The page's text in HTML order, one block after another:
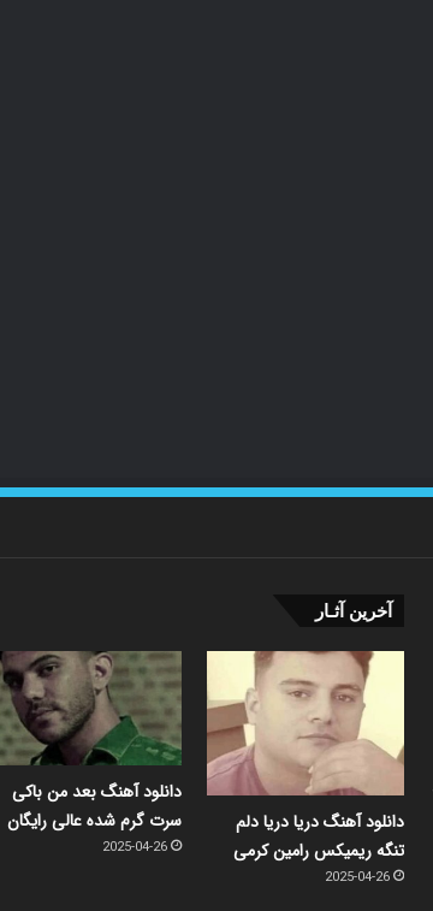
آخرین آثـار
دانلود آهنگ دریا دریا دلم
تنگه ریمیکس رامین کرمی
2025-04-26
دانلود آهنگ بعد من باکی
سرت گرم شده عالی رایگان
2025-04-26